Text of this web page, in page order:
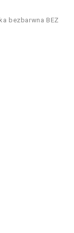
bezbarwna BEZ